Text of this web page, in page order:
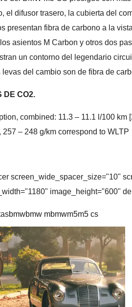
el difusor trasero, la cubierta del
presentan fibra de carbono a la
asientos M Carbon y otros dos
un contorno del legendario
levas del cambio son de fibra de
DE CO2.
combined: 11.3 – 11.1 l/100
– 248 g/km correspond to WLTP
screen_wide_spacer_size="10"
image_height="600"
bmwbmw mbmwm5m5 cs